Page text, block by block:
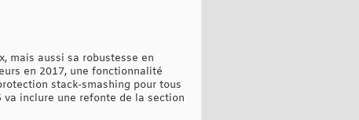
mais aussi sa robustesse en
en 2017, une fonctionnalité
stack-smashing pour tous
inclure une refonte de la section